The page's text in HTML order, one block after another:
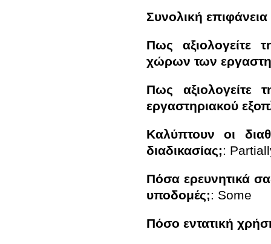
Συνολική
Πως αξιολογείτε
χώρων των
Πως αξιολογείτε
εργαστηριακού
Καλύπτουν οι
διαδικασίας;:
Πόσα ερευνητικά
υποδομές;: Some
Πόσο εντατική